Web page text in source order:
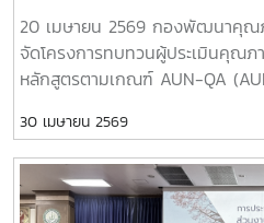
20 เมษายน 2569 กองพัฒนาคุณ
จัดโครงการทบทวนผู้ประเมินคุณภ
หลักสูตรตามเกณฑ์ AUN-QA
เลี่ยน โรงแรมดุสิต ปริ้นเซส เชียงใ
อธิการบดี รองศาสตราจารย์ ดร.
ในพิธีเปิด และผู้ช่วยอธิการบดี ผู้ช่
นฤวรรณ กล่าวเปิดโครงการ โดย
30 เมษายน 2569